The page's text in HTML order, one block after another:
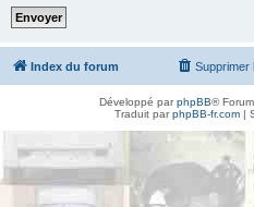
Index du forum Supprimer
Développé parphpBB®
Traduit parphpBB-fr.com|